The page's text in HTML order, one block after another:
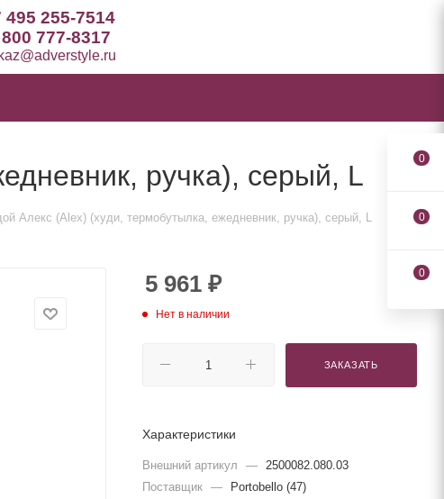
495 255-7514
777-8317
ручка), серый, L
Алекс (Alex) (худи, термобутылка, ежедневник, ручка), серый, L
5 961 ₽
Нет в наличии
ЗАКАЗАТЬ
Характеристики
Внешний артикул —
2500082.080.03
Поставщик —
Portobello (47)
0
0
0